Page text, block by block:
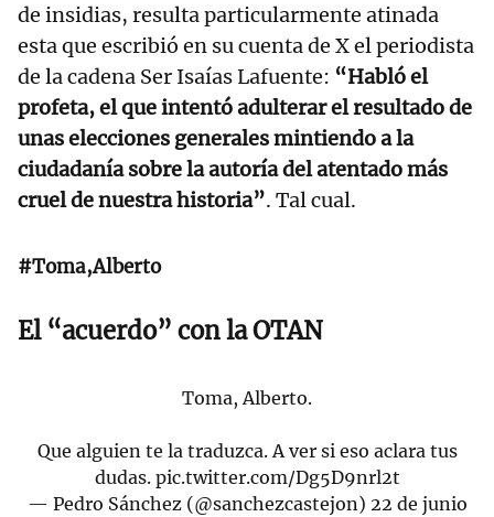
de insidias, resulta particularmente atinada
esta que escribió en su cuenta de X el periodista
de la cadena Ser Isaías Lafuente: “Habló el
profeta, el que intentó adulterar el resultado de
unas elecciones generales mintiendo a la
ciudadanía sobre la autoría del atentado más
cruel de nuestra historia”. Tal cual.
#Toma,Alberto
El “acuerdo” con la OTAN
Toma, Alberto.
Que alguien te la traduzca. A ver si eso aclara tus
dudas. pic.twitter.com/Dg5D9nrl2t
— Pedro Sánchez (@sanchezcastejon) 22 de junio